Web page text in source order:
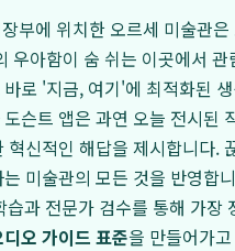
부에 위치한 오르세 미술관
우아함이 숨 쉬는 이곳에서
로 '지금, 여기'에 최적화된
슨트 앱은 과연 오늘 전시된
신적인 해답을 제시합니다.
미술관의 모든 것을 반영합
과 전문가 검수를 통해 가장
오 가이드 표준을 만들어가